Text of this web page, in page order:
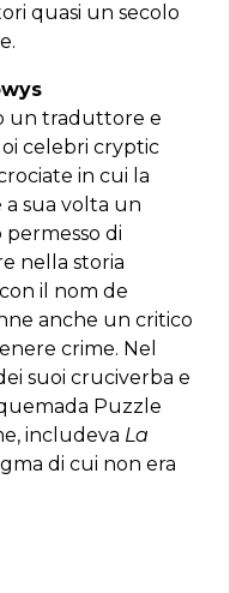
quasi un secolo
un traduttore e
celebri cryptic
in cui la
sua volta un
di
nella storia
il nom de
anche un critico
crime. Nel
suoi cruciverba e
Puzzle
includeva La
di cui non era